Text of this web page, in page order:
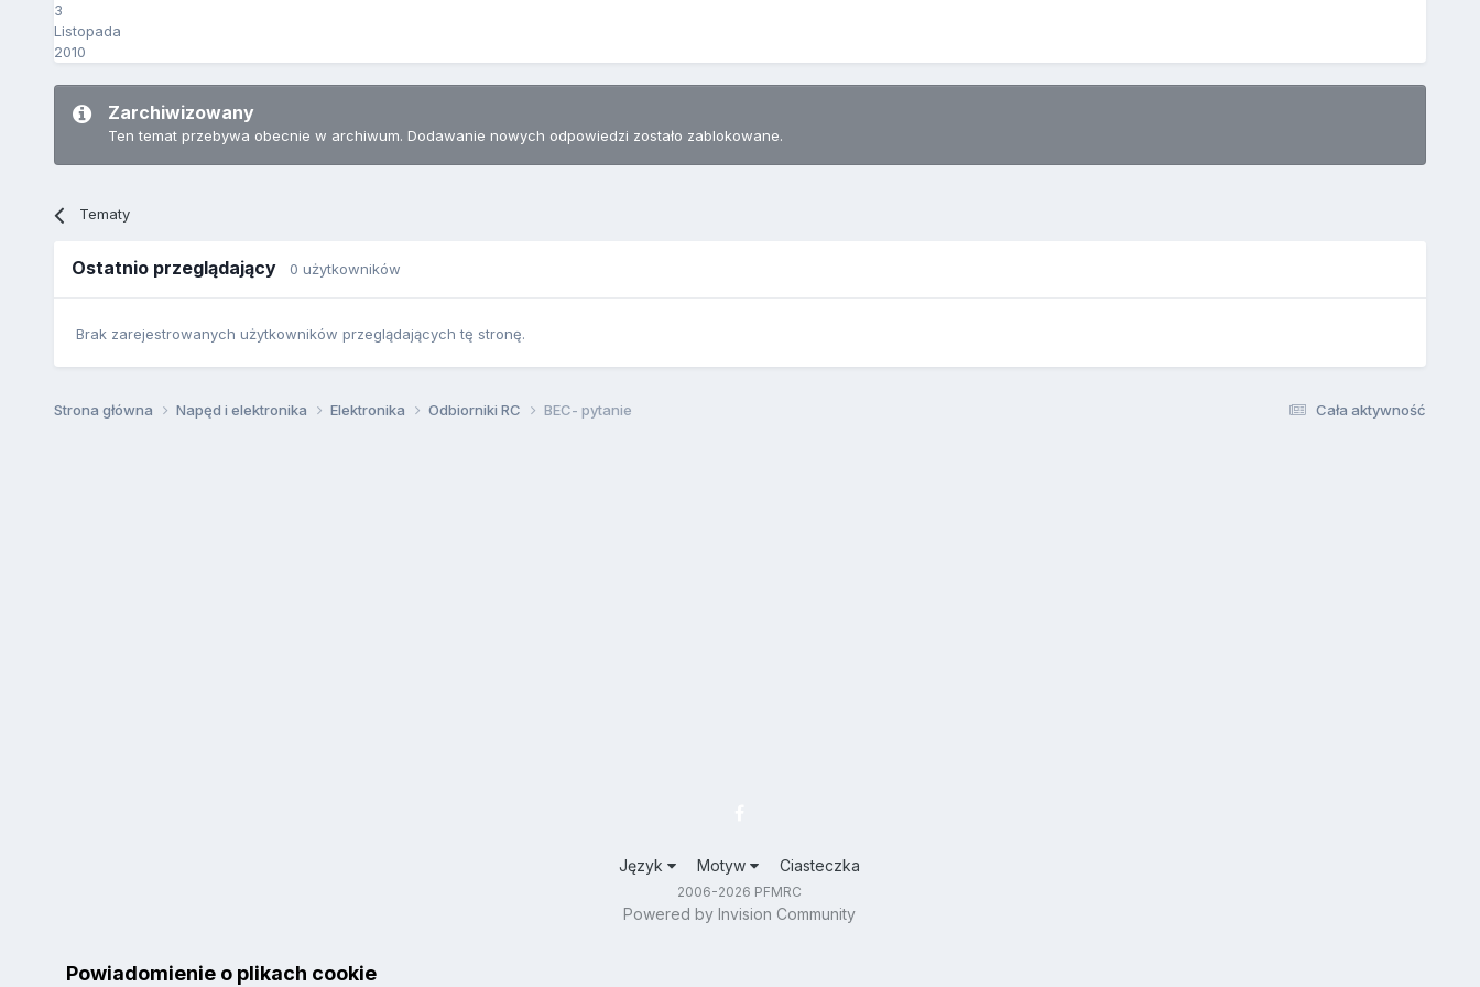
3
Listopada
2010
Zarchiwizowany
Ten temat przebywa obecnie w archiwum. Dodawanie nowych odpowiedzi zostało zablokowane.
Tematy
Ostatnio przeglądający 0 użytkowników
Brak zarejestrowanych użytkowników przeglądających tę stronę.
Cała aktywność
Strona główna Napęd i elektronika Elektronika Odbiorniki RC BEC- pytanie
Język Motyw Ciasteczka
2006-2026 PFMRC
Powered by Invision Community
Powiadomienie o plikach cookie